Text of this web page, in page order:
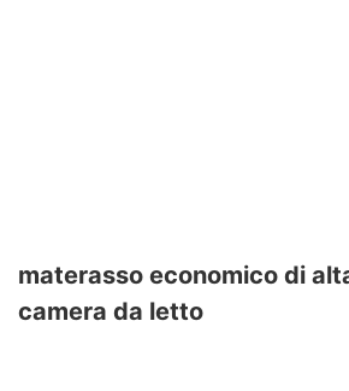
materasso economico di
camera da letto